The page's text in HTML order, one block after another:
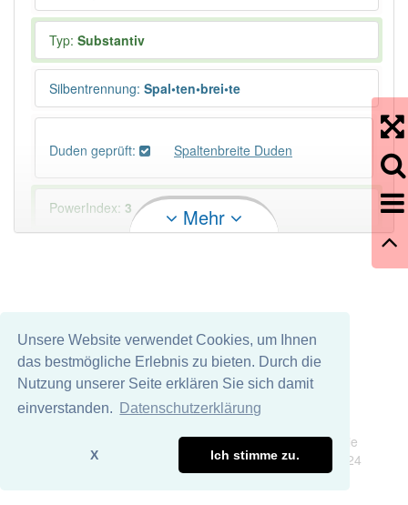
Unsere Website verwendet Cookies, um Ihnen
das bestmögliche Erlebnis zu bieten. Durch die
Nutzung unserer Seite erklären Sie sich damit
einverstanden.
Datenschutzerklärung
X Ich stimme zu.
Typ: Substantiv
Silbentrennung: Spal•ten•brei•te
Duden geprüft: Spaltenbreite Duden
PowerIndex: 3
Wörter mit Endung -spaltenbreite
aber mit einem
anderen Artikeldie: 0
96% unserer Spielapp-Nutzer haben den Artikel
Mehr
Wir übernehmen keine Garantie und keine Haftung für die
Richtigkeit und Vollständigkeit dieser Seite. DDDEasy 2024